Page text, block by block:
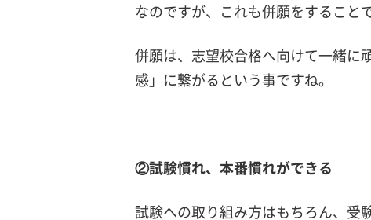
なのですが、これも併願をすること
併願は、志望校合格へ向けて一緒に
感」に繋がるという事ですね。
②試験慣れ、本番慣れができる
試験への取り組み方はもちろん、受